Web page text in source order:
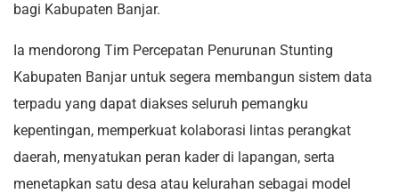
bagi Kabupaten Banjar.
Ia mendorong Tim Percepatan Penurunan Stunting
Kabupaten Banjar untuk segera membangun sistem data
terpadu yang dapat diakses seluruh pemangku
kepentingan, memperkuat kolaborasi lintas perangkat
daerah, menyatukan peran kader di lapangan, serta
menetapkan satu desa atau kelurahan sebagai model